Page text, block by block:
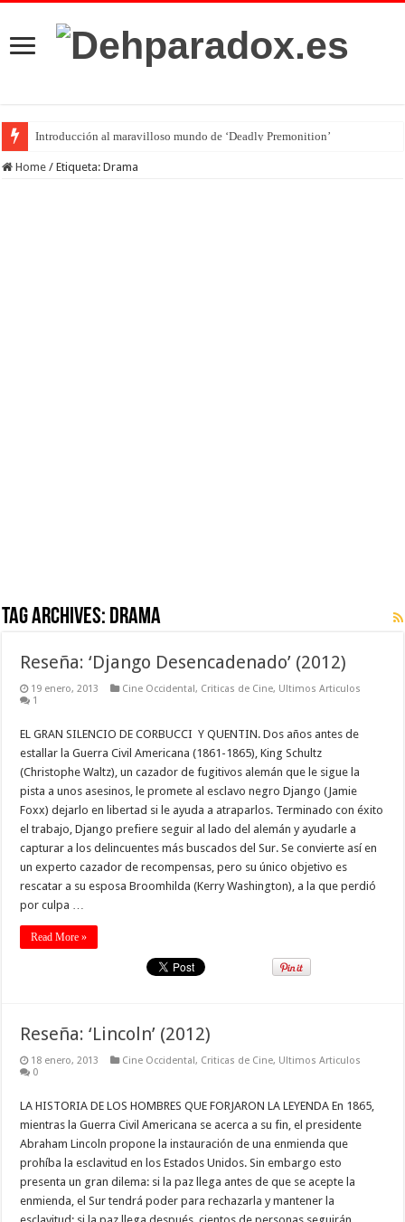
Introducción al maravilloso mundo de ‘Deadly Premonition’
Home / Etiqueta:Drama
Tag Archives: Drama
Reseña: ‘Django Desencadenado’ (2012)
19 enero, 2013 Cine Occidental, Criticas de Cine, Ultimos Articulos
1
EL GRAN SILENCIO DE CORBUCCI Y QUENTIN. Dos años antes de
estallar la Guerra Civil Americana (1861-1865), King Schultz
(Christophe Waltz), un cazador de fugitivos alemán que le sigue la
pista a unos asesinos, le promete al esclavo negro Django (Jamie
Foxx) dejarlo en libertad si le ayuda a atraparlos. Terminado con éxito
el trabajo, Django prefiere seguir al lado del alemán y ayudarle a
capturar a los delincuentes más buscados del Sur. Se convierte así en
un experto cazador de recompensas, pero su único objetivo es
rescatar a su esposa Broomhilda (Kerry Washington), a la que perdió
por culpa …
Read More »
Reseña: ‘Lincoln’ (2012)
18 enero, 2013 Cine Occidental, Criticas de Cine, Ultimos Articulos
0
LA HISTORIA DE LOS HOMBRES QUE FORJARON LA LEYENDA En 1865,
mientras la Guerra Civil Americana se acerca a su fin, el presidente
Abraham Lincoln propone la instauración de una enmienda que
prohíba la esclavitud en los Estados Unidos. Sin embargo esto
presenta un gran dilema: si la paz llega antes de que se acepte la
enmienda, el Sur tendrá poder para rechazarla y mantener la